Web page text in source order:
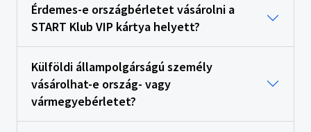
Érdemes-e országbérletet vásárolni a
START Klub VIP kártya helyett?
Külföldi állampolgárságú személy
vásárolhat-e ország- vagy
vármegyebérletet?